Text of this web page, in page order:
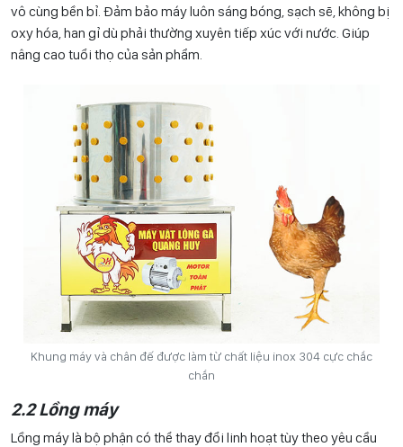
vô cùng bền bỉ. Đảm bảo máy luôn sáng bóng, sạch sẽ, không bị
oxy hóa, han gỉ dù phải thường xuyên tiếp xúc với nước. Giúp
nâng cao tuổi thọ của sản phẩm.
Khung máy và chân đế được làm từ chất liệu inox 304 cực chắc
chắn
2.2 Lồng máy
Lồng máy là bộ phận có thể thay đổi linh hoạt tùy theo yêu cầu